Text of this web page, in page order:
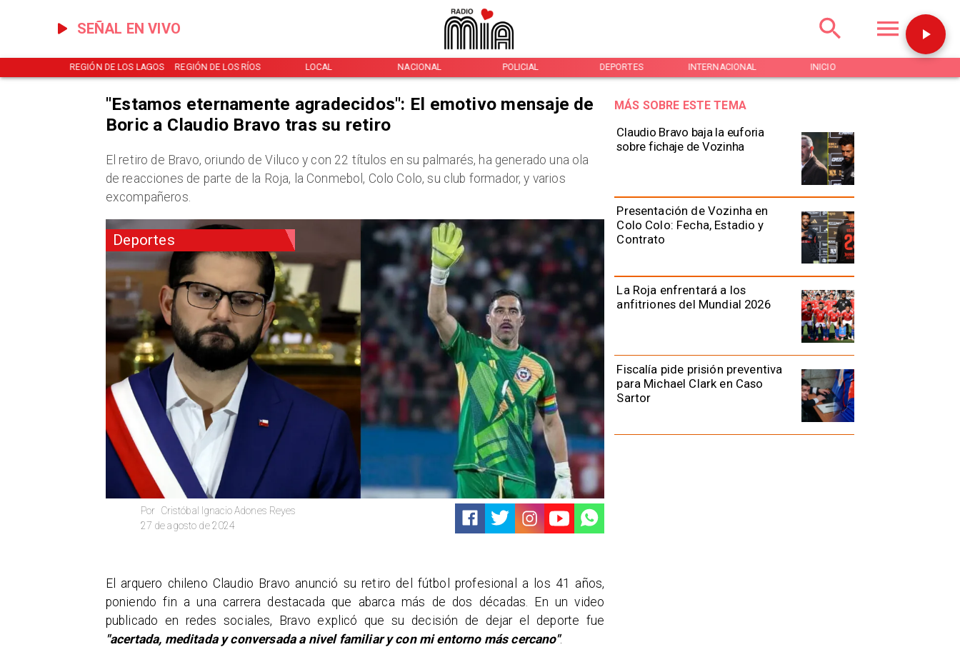
SEÑAL EN VIVO
REGIÓN DE LOS LAGOS REGIÓN DE LOS RÍOS LOCAL NACIONAL POLICIAL DEPORTES INTERNACIONAL INICIO
Deportes
Cristóbal Ignacio Adones Reyes
Por
27 de agosto de 2024
Claudio Bravo baja la euforia
sobre fichaje de Vozinha
Presentación de Vozinha en
Colo Colo: Fecha, Estadio y
Contrato
La Roja enfrentará a los
anfitriones del Mundial 2026
Fiscalía pide prisión preventiva
para Michael Clark en Caso
Sartor
MÁS SOBRE ESTE TEMA
"Estamos eternamente agradecidos": El emotivo mensaje de
Boric a Claudio Bravo tras su retiro
​El retiro de Bravo, oriundo de Viluco y con 22 títulos en su palmarés, ha generado una ola
de reacciones de parte de la Roja, la Conmebol, Colo Colo, su club formador, y varios
excompañeros.
El arquero chileno Claudio Bravo anunció su retiro del fútbol profesional a los 41 años,
poniendo fin a una carrera destacada que abarca más de dos décadas. En un video
publicado en redes sociales, Bravo explicó que su decisión de dejar el deporte fue
"acertada, meditada y conversada a nivel familiar y con mi entorno más cercano".